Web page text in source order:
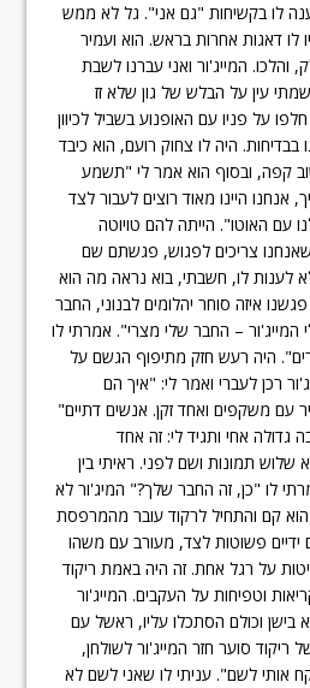
ענה לו בקשיחות "גם אני". גל לא ממש
לו דאגות אחרות בראש. הוא ועמיר
והלכו. המייג'ור ואני עברנו לשבת
עין על הבלש של גון שלא זז
על פניו עם האופנוע בשביל לכיוון
בבדיחות. היה לו צחוק רועם, הוא כיבד
קפה, ובסוף הוא אמר לי "תשמע
אנחנו היינו מאוד רוצים לעבור לצד
עם האוטו". הייתה להם טויוטה
צריכים לפגוש, פגשתם שם
לענות לו, חשבתי, בוא נראה מה הוא
איזה סוחר יהלומים לבנוני, החבר
– החבר שלי מצרי". אמרתי לו
היה רעש חזק מתיפוף הגשם על
רכן לעברי ואמר לי: "איך הם
עם משקפים ואחד זקן. אנשים דתיים"
גדולה אחי ותגיד לי: זה אחד
תמונות ושם לפני. ראיתי בין
לו "כן, זה החבר שלך?" המיג'ור לא
קם והתחיל לרקוד עובר מהמרפסת
ידיים פשוטות לצד, מעורב עם משהו
על רגל אחת. זה היה באמת ריקוד
וטפיחות על העקבים. המייג'ור
וכולם הסתכלו עליו, ראשל עם
סוער חזר המייג'ור לשולחן,
אותי לשם". עניתי לו שאני לשם לא